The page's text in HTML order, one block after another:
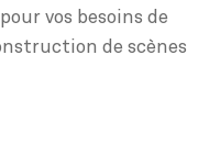
vos besoins de
de scènes